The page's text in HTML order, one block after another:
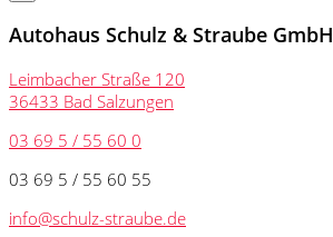
Autohaus Schulz & Straube GmbH
Leimbacher Straße 120
36433 Bad Salzungen
03 69 5 / 55 60 0
03 69 5 / 55 60 55
info@schulz-straube.de